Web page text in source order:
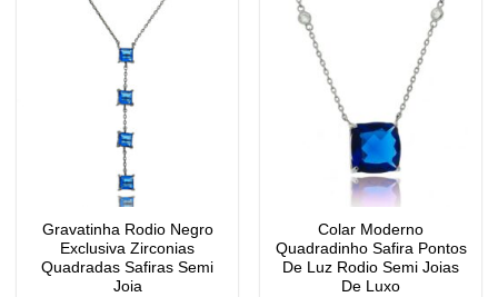
Gravatinha Rodio Negro
Exclusiva Zirconias
Quadradas Safiras Semi
Joia
Colar Moderno
Quadradinho Safira Pontos
De Luz Rodio Semi Joias
De Luxo